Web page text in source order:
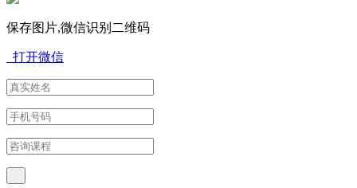
保存图片,微信识别二维码
打开微信